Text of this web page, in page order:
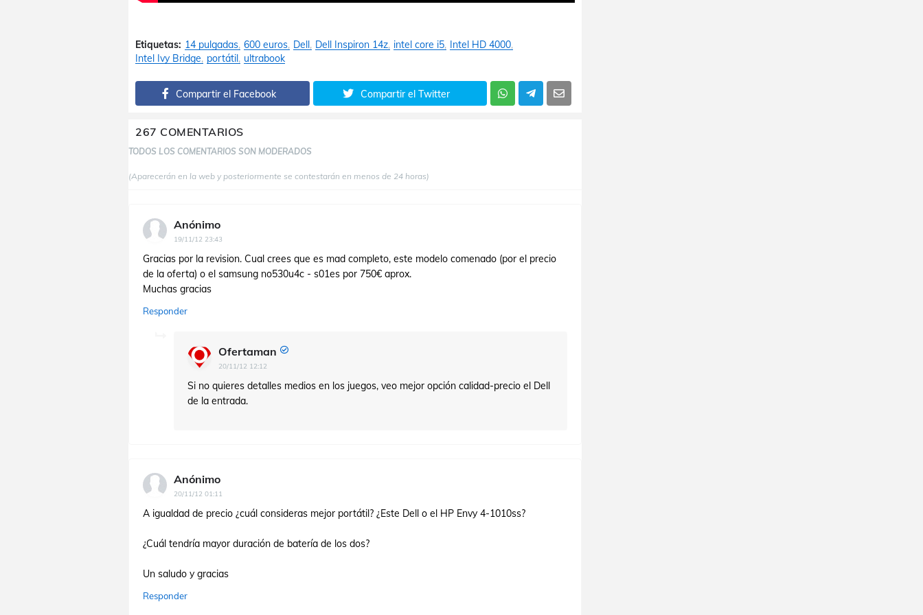
Etiquetas: 14 pulgadas 600 euros Dell Dell Inspiron 14z intel core i5
Intel HD 4000
Intel Ivy Bridge portátil ultrabook
Compartir el Facebook Compartir el Twitter
267 COMENTARIOS
TODOS LOS COMENTARIOS SON MODERADOS
(Aparecerán en la web y posteriormente se contestarán en menos de 24 horas)
Anónimo
19/11/12 23:43
Gracias por la revision. Cual crees que es mad completo, este modelo comenado (por el precio
de la oferta) o el samsung no530u4c - s01es por 750€ aprox.
Muchas gracias
Responder
Ofertaman
20/11/12 12:12
Si no quieres detalles medios en los juegos, veo mejor opción calidad-precio el Dell
de la entrada.
Anónimo
20/11/12 01:11
A igualdad de precio ¿cuál consideras mejor portátil? ¿Este Dell o el HP Envy 4-1010ss?
¿Cuál tendría mayor duración de batería de los dos?
Un saludo y gracias
Responder